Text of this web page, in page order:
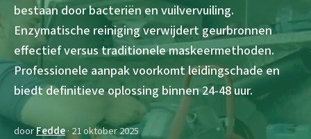
bestaan door bacteriën en vuilvervuiling.
Enzymatische reiniging verwijdert geurbronnen
effectief versus traditionele maskeermethoden.
Professionele aanpak voorkomt leidingschade en
biedt definitieve oplossing binnen 24-48 uur.
doorFedde· 21 oktober 2025